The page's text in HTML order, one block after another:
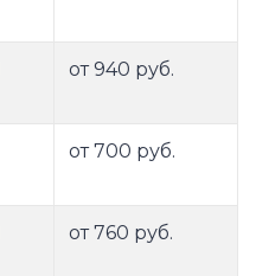
от 940 руб.
от 700 руб.
от 760 руб.